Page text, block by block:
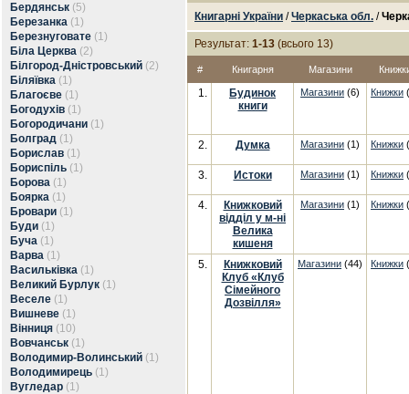
Бердянськ (5)
Березанка (1)
Березнуговате (1)
Біла Церква (2)
Білгород-Дністровський (2)
Біляївка (1)
Благоєве (1)
Богодухів (1)
Богородичани (1)
Болград (1)
Борислав (1)
Бориспіль (1)
Борова (1)
Боярка (1)
Бровари (1)
Буди (1)
Буча (1)
Варва (1)
Васильківка (1)
Великий Бурлук (1)
Веселе (1)
Вишневе (1)
Вінниця (10)
Вовчанськ (1)
Володимир-Волинський (1)
Володимирець (1)
Вугледар (1)
Книгарні України /Черкаська обл. /
Результат: 1-13 (всього 13)
# Книгарня Магазини
1.
Будинок
книги
Магазини (6) Книжки
2. Думка Магазини (1) Книжки
3. Истоки Магазини (1) Книжки
4.
Книжковий
відділ у м-ні
Велика
кишеня
Магазини (1) Книжки
5.
Книжковий
Клуб «Клуб
Сімейного
Дозвілля»
Магазини (44) Книжки